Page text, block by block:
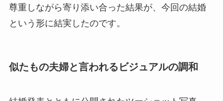
尊重しながら寄り添い合った結果が、今回の結婚
という形に結実したのです。
似たもの夫婦と言われるビジュアルの調和